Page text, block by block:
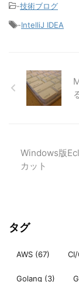
-技術ブログ
-IntelliJ IDEA
Windows版
カット
タグ
AWS (67)
Golang (3)